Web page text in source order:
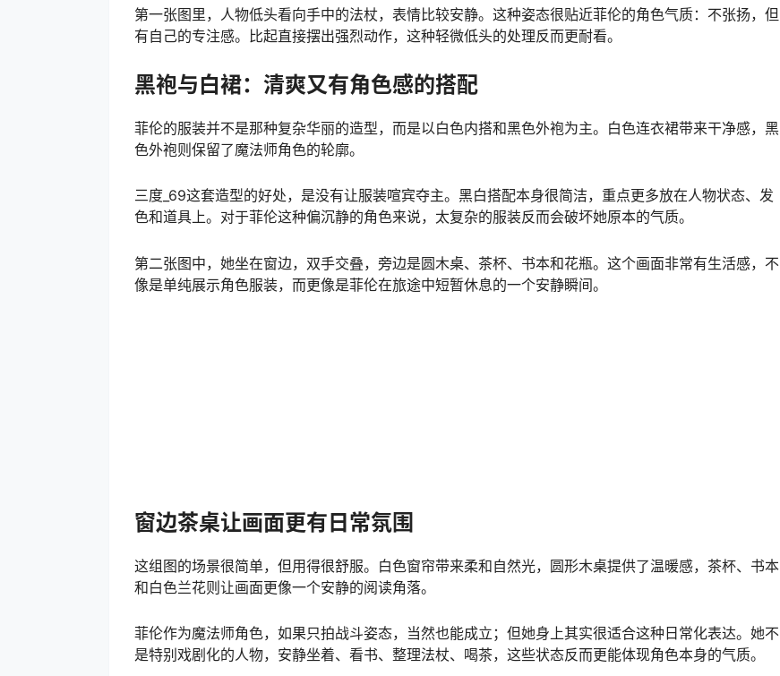
第一张图里，人物低头看向手中的法杖，表情比较安静。这种姿态很贴近菲伦的角色气质：不张扬，但
有自己的专注感。比起直接摆出强烈动作，这种轻微低头的处理反而更耐看。
黑袍与白裙：清爽又有角色感的搭配
菲伦的服装并不是那种复杂华丽的造型，而是以白色内搭和黑色外袍为主。白色连衣裙带来干净感，黑
色外袍则保留了魔法师角色的轮廓。
三度_69这套造型的好处，是没有让服装喧宾夺主。黑白搭配本身很简洁，重点更多放在人物状态、发
色和道具上。对于菲伦这种偏沉静的角色来说，太复杂的服装反而会破坏她原本的气质。
第二张图中，她坐在窗边，双手交叠，旁边是圆木桌、茶杯、书本和花瓶。这个画面非常有生活感，不
像是单纯展示角色服装，而更像是菲伦在旅途中短暂休息的一个安静瞬间。
窗边茶桌让画面更有日常氛围
这组图的场景很简单，但用得很舒服。白色窗帘带来柔和自然光，圆形木桌提供了温暖感，茶杯、书本
和白色兰花则让画面更像一个安静的阅读角落。
菲伦作为魔法师角色，如果只拍战斗姿态，当然也能成立；但她身上其实很适合这种日常化表达。她不
是特别戏剧化的人物，安静坐着、看书、整理法杖、喝茶，这些状态反而更能体现角色本身的气质。